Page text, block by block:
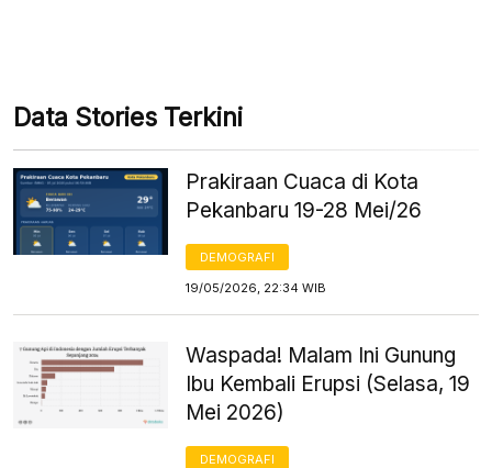
Data Stories Terkini
Prakiraan Cuaca di Kota
Pekanbaru 19-28 Mei/26
DEMOGRAFI
19/05/2026, 22:34 WIB
Waspada! Malam Ini Gunung
Ibu Kembali Erupsi (Selasa, 19
Mei 2026)
DEMOGRAFI